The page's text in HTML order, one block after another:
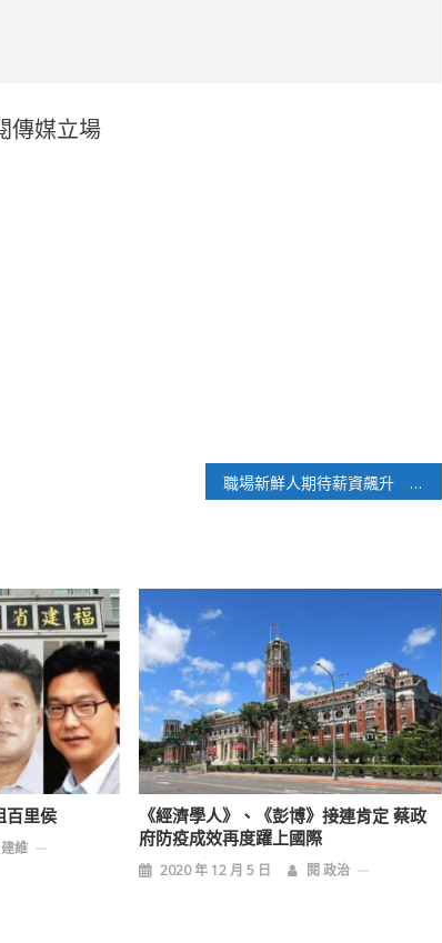
傳媒立場
職場新鮮人期待薪資飆升 鐵飯碗吸引力大減
百里侯
維
《經濟學人》、《彭博》接連肯定 蔡政
府防疫成效再度躍上國際
2020 年 12 月 5 日 閱 政治